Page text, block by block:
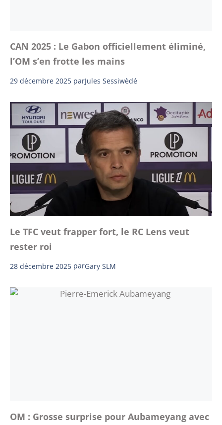
CAN 2025 : Le Gabon officiellement éliminé,
l’OM s’en frotte les mains
29 décembre 2025 parJules Sessiwèdé
Le TFC veut frapper fort, le RC Lens veut
rester roi
28 décembre 2025 parGary SLM
OM : Grosse surprise pour Aubameyang avec